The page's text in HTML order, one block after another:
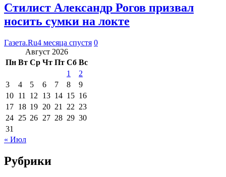
Стилист Александр Рогов призвал
носить сумки на локте
Газета.Ru4 месяца спустя 0
Август 2026
Пн Вт Ср Чт Пт Сб Вс
1
2
3
4 5 6 7 8
9
10 11 12 13 14 15 16
17 18 19 20 21 22 23
24 25 26 27 28 29 30
31
« Июл
Рубрики